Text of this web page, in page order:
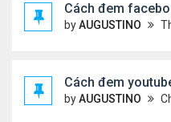
Cách đem
byAUGUSTINO Thứ 4 Tháng
Cách đem
byAUGUSTINO Chủ nhật Tháng